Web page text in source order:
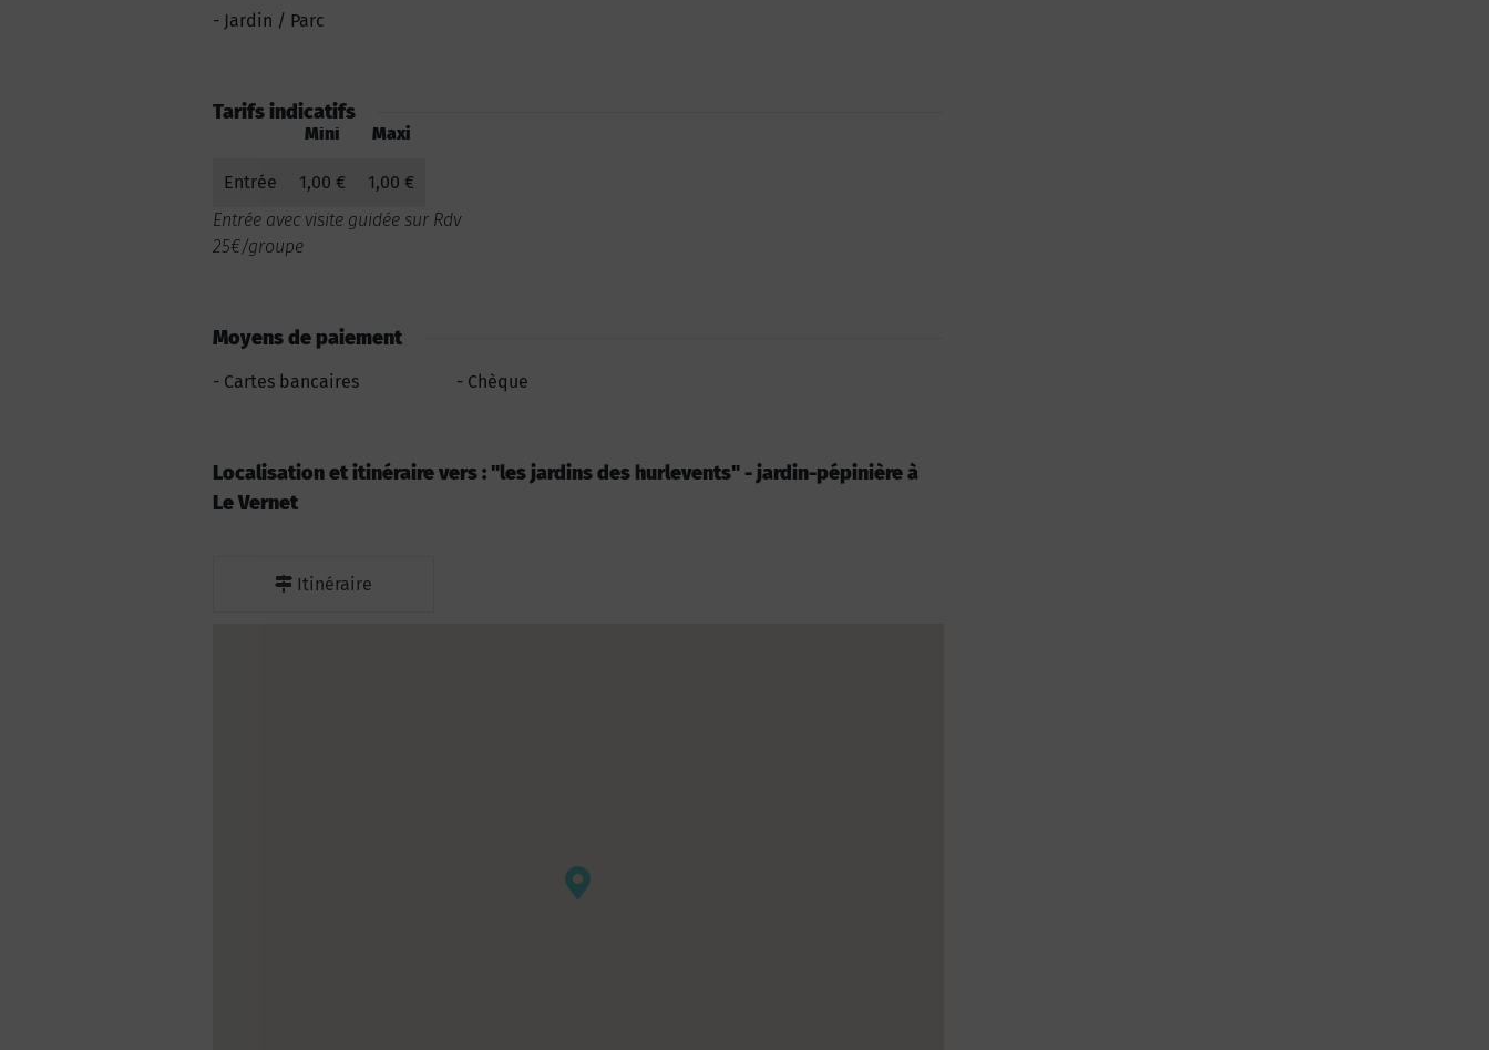
Jardin / Parc
Tarifs indicatifs
Mini Maxi
Entrée 1,00 €
1,00 €
Entrée avec visite guidée sur Rdv
25€/groupe
Moyens de paiement
Cartes bancaires Chèque
Localisation et itinéraire vers : "les jardins des hurlevents" - jardin-pépinière à
Le Vernet
Itinéraire